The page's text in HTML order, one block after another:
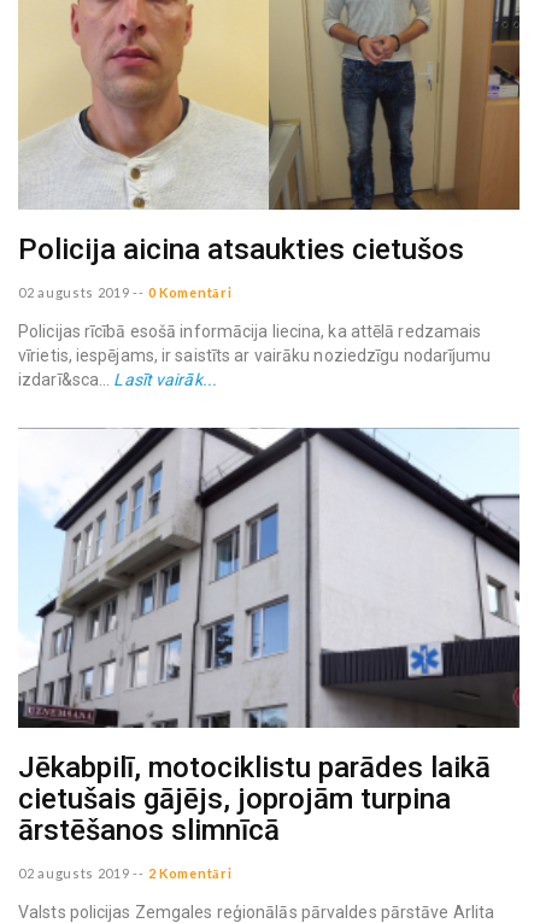
Policija aicina atsaukties cietušos
02 augusts 2019 -- 0 Komentāri
Policijas rīcībā esošā informācija liecina, ka attēlā redzamais
vīrietis, iespējams, ir saistīts ar vairāku noziedzīgu nodarījumu
izdarī&sca... Lasīt vairāk...
Jēkabpilī, motociklistu parādes laikā
cietušais gājējs, joprojām turpina
ārstēšanos slimnīcā
02 augusts 2019 -- 2 Komentāri
Valsts policijas Zemgales reģionālās pārvaldes pārstāve Arlita